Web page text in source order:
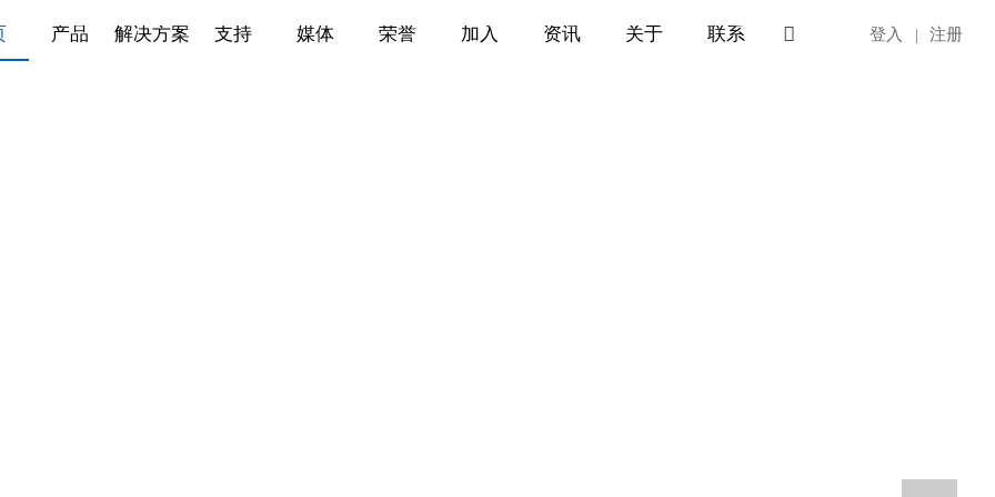
产品 解决方案 支持 媒体 荣誉 加入 资讯 关于 联系  登入 | 注册